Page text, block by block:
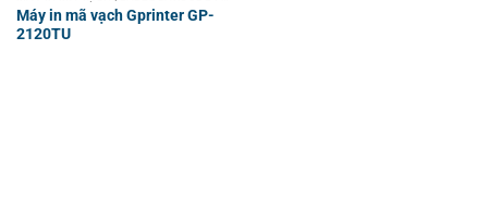
Máy in mã vạch Gprinter GP-
2120TU